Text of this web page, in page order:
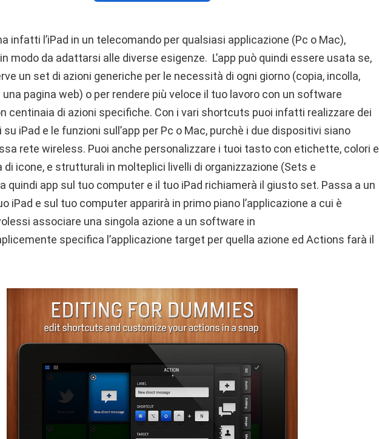
infatti l’iPad in un telecomando per qualsiasi applicazione (Pc o Mac),
modo da adattarsi alle diverse esigenze. L’app può quindi essere usata se,
un set di azioni generiche per le necessità di ogni giorno (copia, incolla,
pagina web) o per rendere più veloce il tuo lavoro con un software
centinaia di azioni specifiche. Con i vari shortcuts puoi infatti realizzare dei
iPad e le funzioni sull’app per Pc o Mac, purchè i due dispositivi siano
rete wireless. Puoi anche personalizzare i tuoi tasto con etichette, colori e
di icone, e strutturali in molteplici livelli di organizzazione (Sets e
quindi app sul tuo computer e il tuo iPad richiamerà il giusto set. Passa a un
iPad e sul tuo computer apparirà in primo piano l’applicazione a cui è
associare una singola azione a un software in
specifica l’applicazione target per quella azione ed Actions farà il